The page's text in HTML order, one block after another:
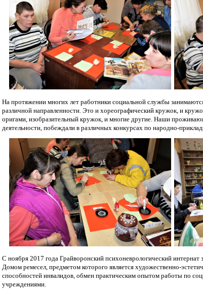
На протяжении многих лет работники социальной службы
различной направленности. Это и хореографический кружок, и
оригами, изобразительный кружок, и многие другие. Наши
деятельности, побеждали в различных конкурсах по народно-
С ноября 2017 года Грайворонский психоневрологический
Домом ремесел, предметом которого является художественно-
способностей инвалидов, обмен практическим опытом работы по
учреждениями.